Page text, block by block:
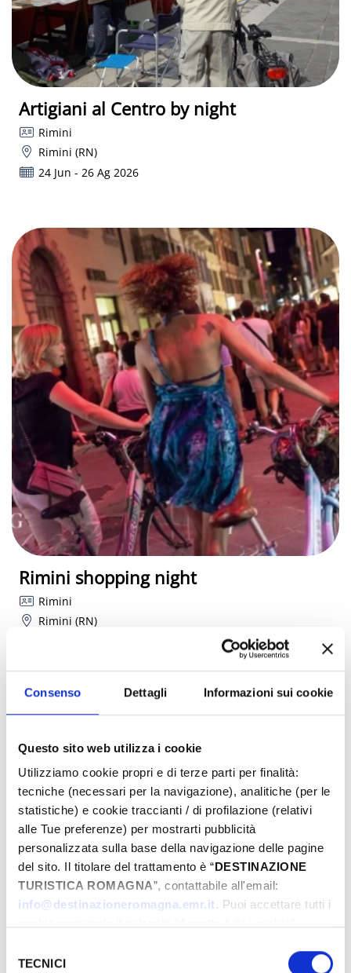
Consenso Dettagli Informazioni sui cookie
Questo sito web utilizza i cookie
Utilizziamo cookie propri e di terze parti per finalità:
tecniche (necessari per la navigazione), analitiche (per le
statistiche) e cookie traccianti / di profilazione (relativi
alle Tue preferenze) per mostrarti pubblicità
personalizzata sulla base della navigazione delle pagine
del sito. Il titolare del trattamento è “DESTINAZIONE
TURISTICA ROMAGNA”, contattabile all'email:
info@destinazioneromagna.emr.it. Puoi accettare tutti i
gestire le tue preferenze facendo clic su “Personalizza”.
delTECNICI
Artigiani al Centro by night
Rimini
Rimini (RN)
24 Jun - 26 Ag 2026
Rimini shopping night
Rimini
Rimini (RN)